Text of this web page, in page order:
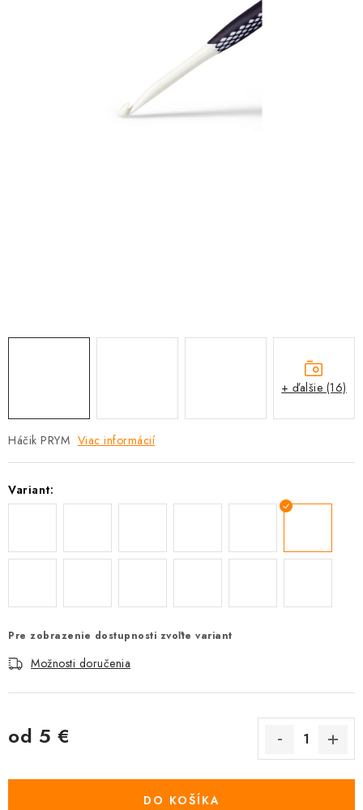
Háčik PRYM Viac informácií
Variant:
Pre zobrazenie dostupnosti zvoľte variant
Možnosti doručenia
od 5 €
DO KOŠÍKA
+ ďalšie (16)